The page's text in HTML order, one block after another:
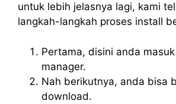
untuk lebih jelasnya lagi, kami
langkah-langkah proses install
Pertama, disini anda
manager.
Nah berikutnya, anda bisa
download.